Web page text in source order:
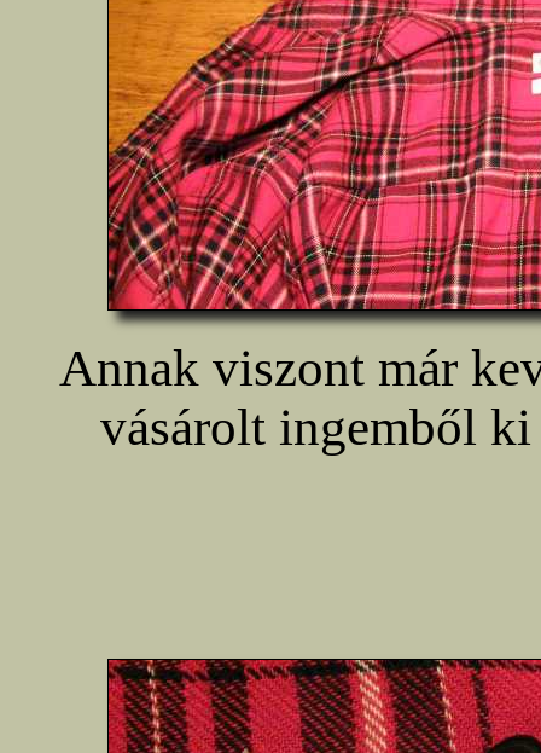
Annak viszont már
vásárolt ingemből